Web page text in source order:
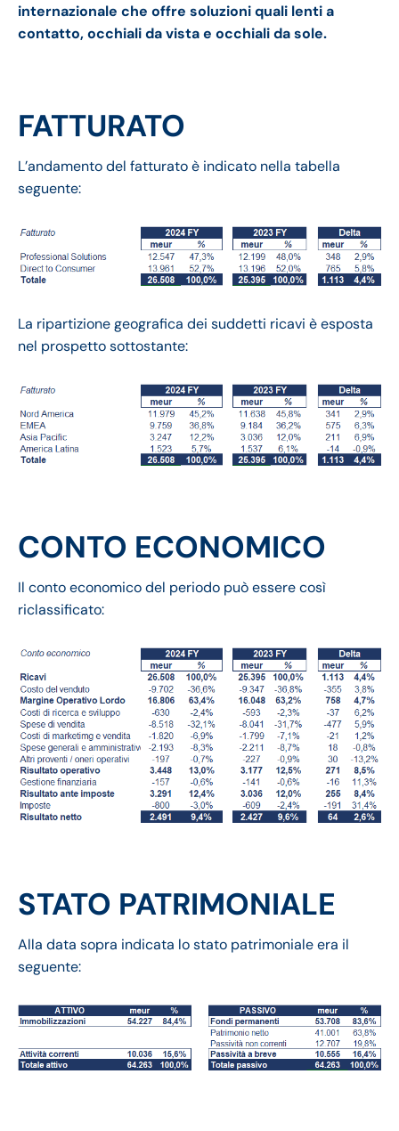
internazionale che offre soluzioni quali lenti a
contatto, occhiali da vista e occhiali da sole.
FATTURATO
L’andamento del fatturato è indicato nella tabella
seguente:
La ripartizione geografica dei suddetti ricavi è esposta
nel prospetto sottostante:
CONTO ECONOMICO
Il conto economico del periodo può essere così
riclassificato:
STATO PATRIMONIALE
Alla data sopra indicata lo stato patrimoniale era il
seguente: